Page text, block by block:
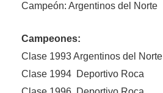
Campeón: Argentinos del Norte
Campeones:
Clase 1993 Argentinos del Norte
Clase 1994 Deportivo Roca